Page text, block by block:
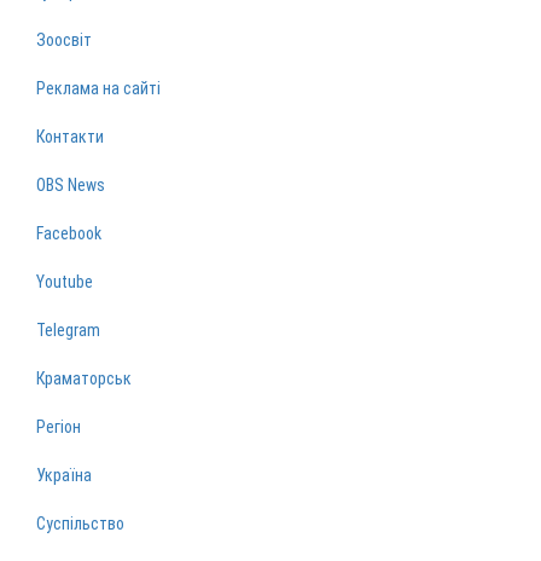
Зоосвіт
Реклама на сайті
Контакти
OBS News
Facebook
Youtube
Telegram
Краматорськ
Регіон
Україна
Суспільство